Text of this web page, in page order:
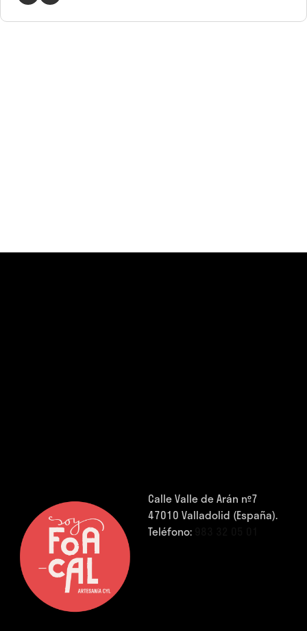
Calle Valle de Arán nº7
47010 Valladolid (España).
Teléfono: